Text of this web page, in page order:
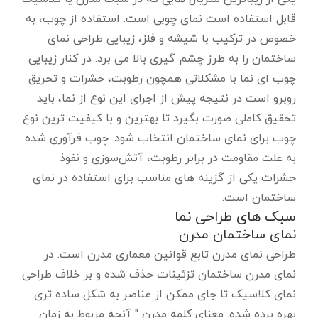
قابل استفاده است نمای چوبی است. استفاده از چوب، به
خصوص در ترکیب با شیشه و فلز، زیبایی طراحی نمای
ساختمان را به طرز چشم گیری بالا می برد. در کنار زیبایی
چوب ای نما با مشکلاتی همچون رطوبت، حشرات و تحریق
روبرو است در نتیجه پیش از اجرای این نوع از نما، باید
تحقیق کاملی صورت بگیرد تا بهترین و با کیفیت ترین نوع
چوب برای نمای ساختمان انتخاب شود. چوب فرآوری شده
به علت مقاومت در برابر رطوبت، آتش‌سوزی و نفوذ
حشرات یکی از گزینه های مناسب برای استفاده در نمای
ساختمان است.
سبک های طراحی نما
نمای ساختمان مدرن
طراحی نمای مدرن تابع قوانین معماری مدرن است. در
نمای مدرن ساختمان تزئینات حذف شده و بر خلاف طراحی
نمای کلاسیک تا جای ممکن از عناصر به شکل ساده تری
بهره برده شده. معنای کلمه مدرن " آنچه مربوط به زمان